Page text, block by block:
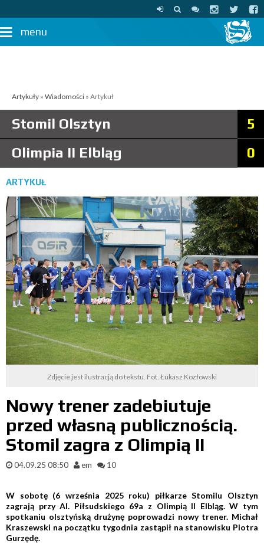
menu
Artykuły » Wiadomości » Artykuł
Stomil Olsztyn
5
Olimpia II Elbląg
0
ARTYKUŁ
Zdjęcie jest ilustracją do tekstu. Fot. Łukasz Kozłowski
Nowy trener zadebiutuje
przed własną publicznością.
Stomil zagra z Olimpią II
04.09.25 08:50 em 10
W sobotę (6 września 2025 roku) piłkarze Stomilu Olsztyn
zagrają przy Al. Piłsudskiego 69a z Olimpią II Elbląg. W tym
spotkaniu olsztyńską drużynę poprowadzi nowy trener. Michał
Kraszewski na początku tygodnia zastąpił na stanowisku Piotra
Gurzędę.